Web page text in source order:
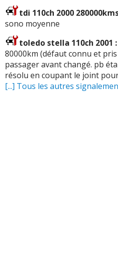
tdi 110ch 2000
sono moyenne
toledo stella 110ch 2001 :
80000km (défaut connu et
passager avant changé. pb
résolu en coupant le joint
[...] Tous les autres